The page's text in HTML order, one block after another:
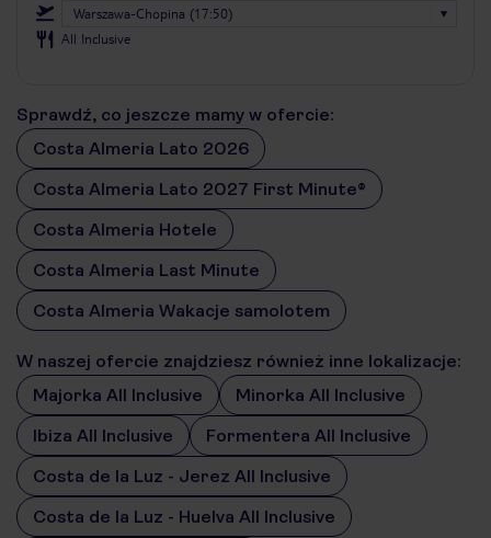
Warszawa-Chopina (17:50)
All Inclusive
Sprawdź, co jeszcze mamy w ofercie:
Costa Almeria Lato 2026
Costa Almeria Lato 2027 First Minute®
Costa Almeria Hotele
Costa Almeria Last Minute
Costa Almeria Wakacje samolotem
W naszej ofercie znajdziesz również inne lokalizacje:
Majorka All Inclusive
Minorka All Inclusive
Ibiza All Inclusive
Formentera All Inclusive
Costa de la Luz - Jerez All Inclusive
Costa de la Luz - Huelva All Inclusive